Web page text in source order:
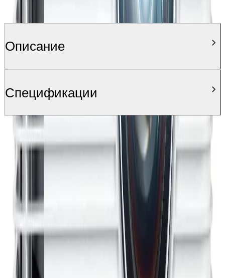
Описание
Спецификации